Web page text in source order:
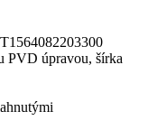
T1564082203300
PVD úpravou, šírka